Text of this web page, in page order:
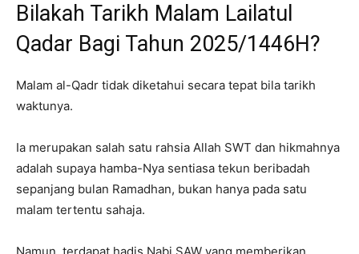
Bilakah Tarikh Malam Lailatul
Qadar Bagi Tahun 2025/1446H?
Malam al-Qadr tidak diketahui secara tepat bila tarikh
waktunya.
Ia merupakan salah satu rahsia Allah SWT dan hikmahnya
adalah supaya hamba-Nya sentiasa tekun beribadah
sepanjang bulan Ramadhan, bukan hanya pada satu
malam tertentu sahaja.